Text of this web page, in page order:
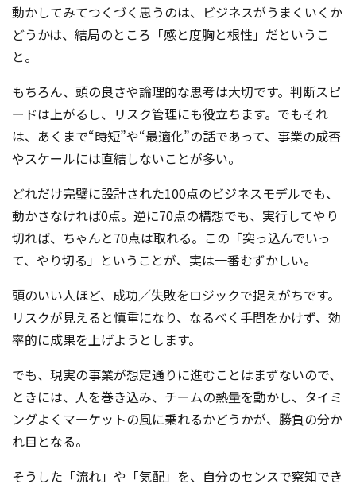
無料掲載お申し込み
ログイン
動かしてみてつくづく思うのは、ビジネスがうまくいくか
どうかは、結局のところ「感と度胸と根性」だというこ
と。
もちろん、頭の良さや論理的な思考は大切です。判断スピ
ードは上がるし、リスク管理にも役立ちます。でもそれ
は、あくまで“時短”や“最適化”の話であって、事業の成否
やスケールには直結しないことが多い。
どれだけ完璧に設計された100点のビジネスモデルでも、
動かさなければ0点。逆に70点の構想でも、実行してやり
切れば、ちゃんと70点は取れる。この「突っ込んでいっ
て、やり切る」ということが、実は一番むずかしい。
頭のいい人ほど、成功／失敗をロジックで捉えがちです。
リスクが見えると慎重になり、なるべく手間をかけず、効
率的に成果を上げようとします。
でも、現実の事業が想定通りに進むことはまずないので、
ときには、人を巻き込み、チームの熱量を動かし、タイミ
ングよくマーケットの風に乗れるかどうかが、勝負の分か
れ目となる。
そうした「流れ」や「気配」を、自分のセンスで察知でき